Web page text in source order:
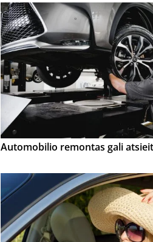
Automobilio remontas gali